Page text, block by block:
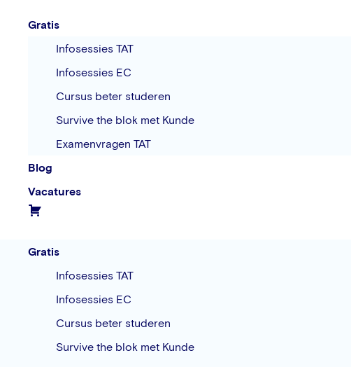
Gratis
Infosessies TAT
Infosessies EC
Cursus beter studeren
Survive the blok met Kunde
Examenvragen TAT
Blog
Vacatures
Gratis
Infosessies TAT
Infosessies EC
Cursus beter studeren
Survive the blok met Kunde